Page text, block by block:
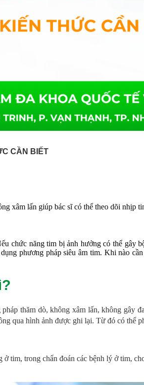
CẦN BIẾT
xâm lấn giúp bác sĩcó thể theo dõi nhịp
ếu chức năng tim bị ảnh hưởng có thể gây b
dụng phương pháp siêu âm tim. Khi nào cầ
thăm dò, không xâm lấn, không gây
qua hình ảnh được ghi lại. Từ đó có thể
ở tim, trong chẩn đoán các bệnh lý ở tim,